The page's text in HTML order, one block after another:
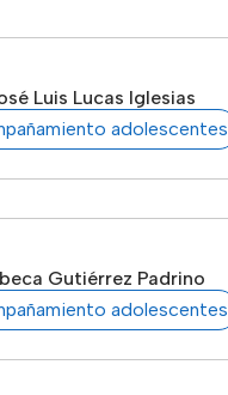
Luis Lucas Iglesias
adolescentes
Gutiérrez Padrino
adolescentes